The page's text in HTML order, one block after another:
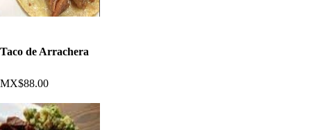
Taco de Arrachera
MX$88.00